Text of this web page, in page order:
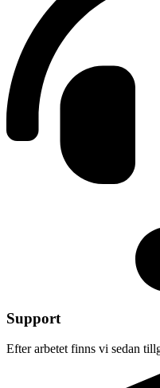
Support
Efter arbetet finns vi sedan